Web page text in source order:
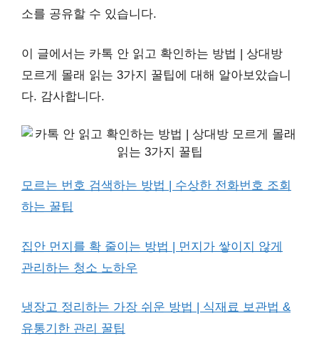
소를 공유할 수 있습니다.
이 글에서는 카톡 안 읽고 확인하는 방법 | 상대방
모르게 몰래 읽는 3가지 꿀팁에 대해 알아보았습니
다. 감사합니다.
모르는 번호 검색하는 방법 | 수상한 전화번호 조회
하는 꿀팁
집안 먼지를 확 줄이는 방법 | 먼지가 쌓이지 않게
관리하는 청소 노하우
냉장고 정리하는 가장 쉬운 방법 | 식재료 보관법 &
유통기한 관리 꿀팁